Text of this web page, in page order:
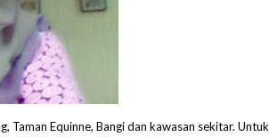
Taman Equinne, Bangi dan kawasan sekitar. Untuk